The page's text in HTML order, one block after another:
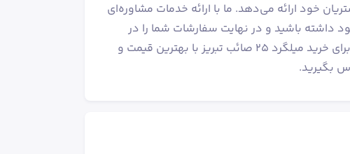
خود ارائه می‌دهد. ما با ارائه خدمات مشاوره‌ای
داشته باشید و در نهایت سفارشات شما را در
کوتاه‌ترین زمان ممکن به محل مورد نظر شما ارسال می‌کنیم. برای خرید میلگرد ۲۵ صائب تبریز با بهترین قیمت و
بگیرید.